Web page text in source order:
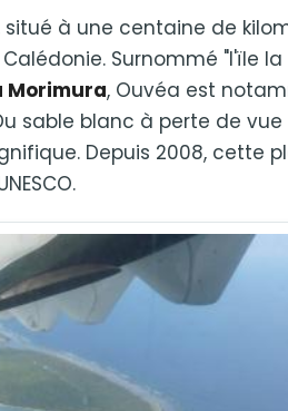
à une centaine de
Surnommé "l'ïle
Morimura, Ouvéa est
sable blanc à perte de
Depuis 2008, cette